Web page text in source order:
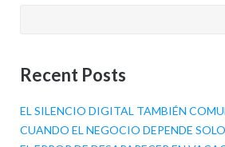
Recent Posts
EL SILENCIO DIGITAL TAMBIÉN
CUANDO EL NEGOCIO DEPENDE